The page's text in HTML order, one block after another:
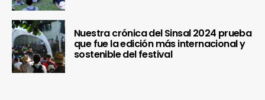
Nuestra crónica del Sinsal 2024 prueba
que fue la edición más internacional y
sostenible del festival